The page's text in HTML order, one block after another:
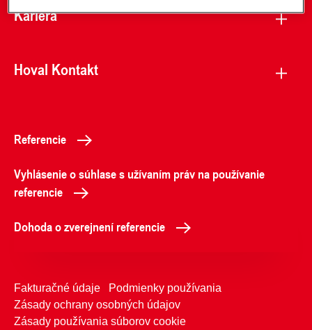
Kariéra
Hoval Kontakt
Referencie
Vyhlásenie o súhlase s užívaním práv na používanie
referencie
Dohoda o zverejnení referencie
Fakturačné údaje
Podmienky používania
Zásady ochrany osobných údajov
Zásady používania súborov cookie